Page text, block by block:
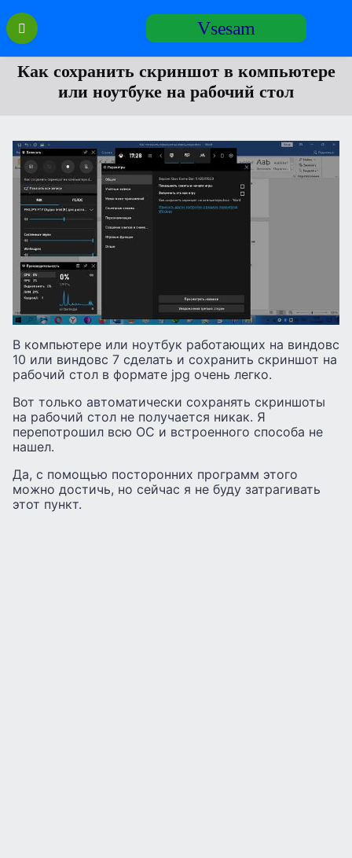
Перейти
содержанию
Vsesam
Как сохранить скриншот в компьютере
или ноутбуке на рабочий стол
В компьютере или ноутбук работающих на виндовс
10 или виндовс 7 сделать и сохранить скриншот на
рабочий стол в формате jpg очень легко.
Вот только автоматически сохранять скриншоты
на рабочий стол не получается никак. Я
перепотрошил всю ОС и встроенного способа не
нашел.
Да, с помощью посторонних программ этого
можно достичь, но сейчас я не буду затрагивать
этот пункт.